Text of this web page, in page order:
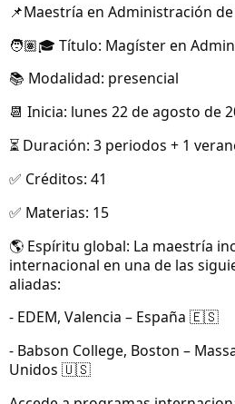
📌Maestría en Administración
🧑🏽🎓 Título: Magíster en
📚 Modalidad: presencial
📆 Inicia: lunes 22 de agosto de
⏳ Duración: 3 periodos + 1
✅ Créditos: 41
✅ Materias: 15
🌎 Espíritu global: La maestría
internacional en una de las
aliadas:
- EDEM, Valencia – España 🇪🇸
- Babson College, Boston –
Unidos 🇺🇸